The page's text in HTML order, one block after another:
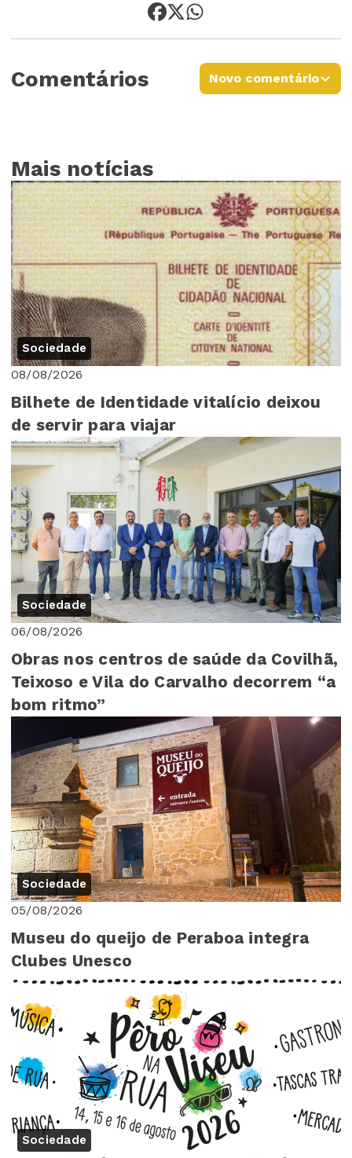
Comentários Novo comentário
Mais notícias
Sociedade
08/08/2026
Bilhete de Identidade vitalício deixou
de servir para viajar
Sociedade
06/08/2026
Obras nos centros de saúde da Covilhã,
Teixoso e Vila do Carvalho decorrem “a
bom ritmo”
Sociedade
05/08/2026
Museu do queijo de Peraboa integra
Clubes Unesco
Sociedade